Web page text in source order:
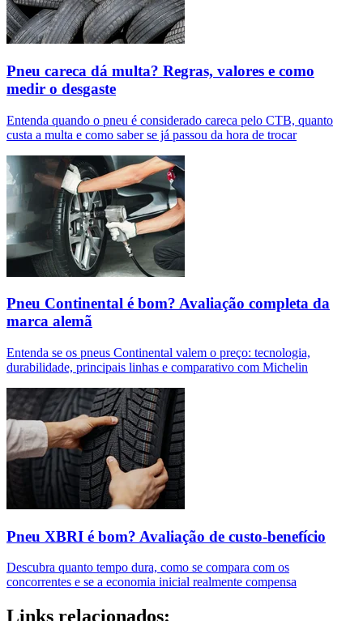
Pneu careca dá multa? Regras, valores e como
medir o desgaste
Entenda quando o pneu é considerado careca pelo CTB, quanto
custa a multa e como saber se já passou da hora de trocar
Pneu Continental é bom? Avaliação completa da
marca alemã
Entenda se os pneus Continental valem o preço: tecnologia,
durabilidade, principais linhas e comparativo com Michelin
Pneu XBRI é bom? Avaliação de custo-benefício
Descubra quanto tempo dura, como se compara com os
concorrentes e se a economia inicial realmente compensa
Links relacionados: